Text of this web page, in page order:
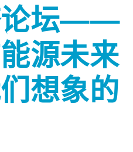
论坛——
源未来
想象的